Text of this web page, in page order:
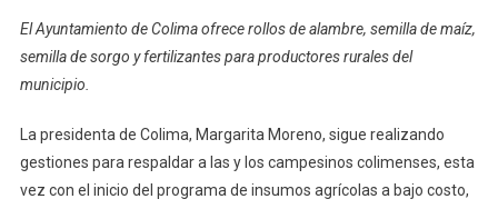
Moreno
Apoya
Con
Insumos
A
El Ayuntamiento de Colima ofrece rollos de alambre, semilla de maíz,
semilla de sorgo y fertilizantes para productores rurales del
municipio.
La presidenta de Colima, Margarita Moreno, sigue realizando
gestiones para respaldar a las y los campesinos colimenses, esta
vez con el inicio del programa de insumos agrícolas a bajo costo,